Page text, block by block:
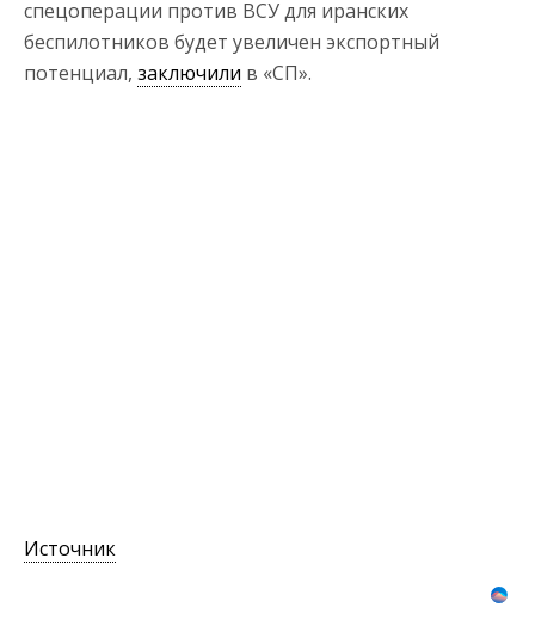
спецоперации против ВСУ для иранских
беспилотников будет увеличен экспортный
потенциал, заключили в «СП».
Источник